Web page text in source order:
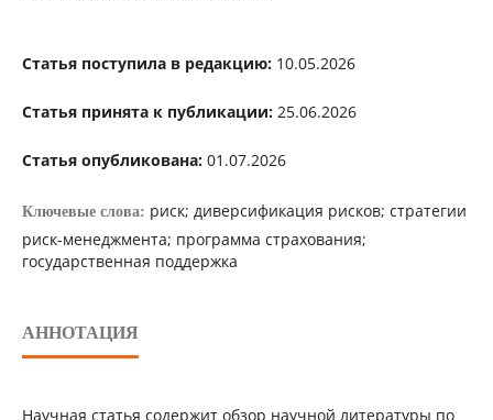
Статья поступила в редакцию:10.05.2026
Статья принята к публикации:25.06.2026
Статья опубликована:01.07.2026
Ключевые слова: риск; диверсификация рисков; стратегии
риск-менеджмента; программа страхования;
государственная поддержка
АННОТАЦИЯ
Научная статья содержит обзор научной литературы по